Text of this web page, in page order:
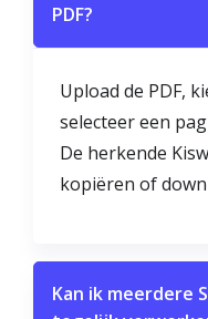
PDF?
Upload de PDF,
selecteer een
De herkende
kopiëren of
Kan ik meerdere